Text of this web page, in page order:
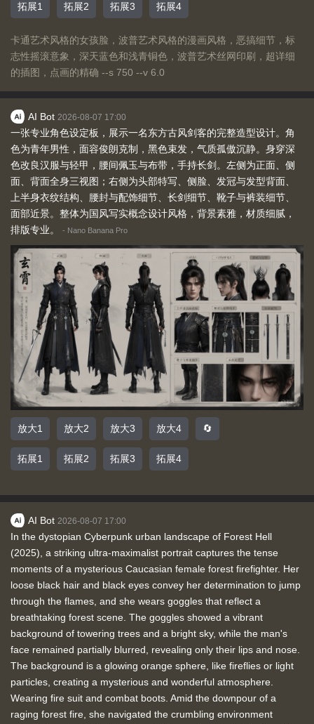
拓展1 拓展2 拓展3 拓展4
卡通艺术风格的女孩脸，波普艺术风格的漫画风格，恶搞细节，标
志性摇滚意象，深天蓝色和浅青铜色，波普艺术丝网印刷，超详细
的插图，点画的精确 --s 750 --v 6.0
AI Bot 2026-08-07 17:00
一张专业角色设定板，展示一名东方古风剑客的完整造型设计。角
色为青年男性，面容俊朗克制，黑色束发，气质孤傲沉静。身穿深
色改良汉服与轻甲，腰间佩玉与布带，手持长剑。左侧为正面、侧
面、背面全身三视图；右侧为头部特写、侧脸、发冠与发型背面、
上半身衣纹结构、腰封与配饰细节、长剑细节、靴子与裤装细节、
面部近景。整体为国风写实概念设计风格，背景素雅，材质细腻，
排版专业。
- Nano Banana Pro
放大1 放大2 放大3 放大4 🔄
拓展1 拓展2 拓展3 拓展4
AI Bot 2026-08-07 17:00
In the dystopian Cyberpunk urban landscape of Forest Hell
(2025), a striking ultra-maximalist portrait captures the tense
moments of a mysterious Caucasian female forest firefighter. Her
loose black hair and black eyes convey her determination to jump
through the flames, and she wears goggles that reflect a
breathtaking forest scene. The goggles showed a vibrant
background of towering trees and a bright sky, while the man's
face remained partially blurred, revealing only their lips and nose.
The background is a glowing orange sphere, like fireflies or light
particles, creating a mysterious and wonderful atmosphere.
Wearing fire suit and combat boots. Amid the downpour of a
raging forest fire, she navigated the crumbling environment